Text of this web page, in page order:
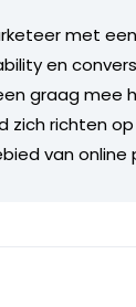
met
en
graag mee
zich richten
van